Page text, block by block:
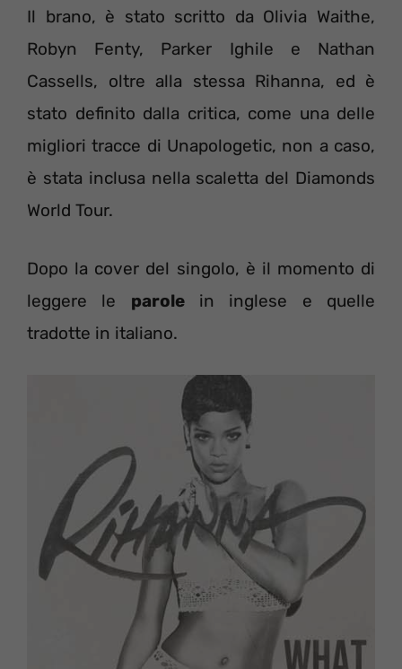
Il brano, è stato scritto da Olivia Waithe,
Robyn Fenty, Parker Ighile e Nathan
Cassells, oltre alla stessa Rihanna, ed è
stato definito dalla critica, come una delle
migliori tracce di Unapologetic, non a caso,
è stata inclusa nella scaletta del Diamonds
World Tour.
Dopo la cover del singolo, è il momento di
leggere le parolein inglese e quelle
tradotte in italiano.